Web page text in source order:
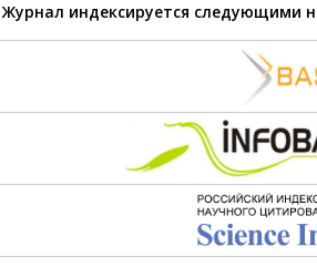
Журнал индексируется следующими